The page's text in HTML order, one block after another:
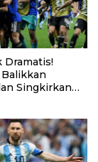
Dramatis!
Singkirkan